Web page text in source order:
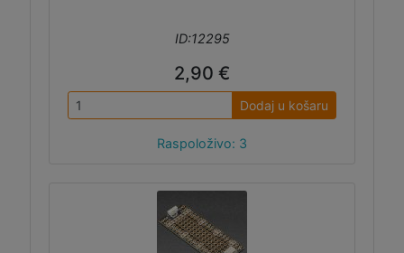
ID:12295
2,90 €
Dodaj u košaru
Raspoloživo: 3